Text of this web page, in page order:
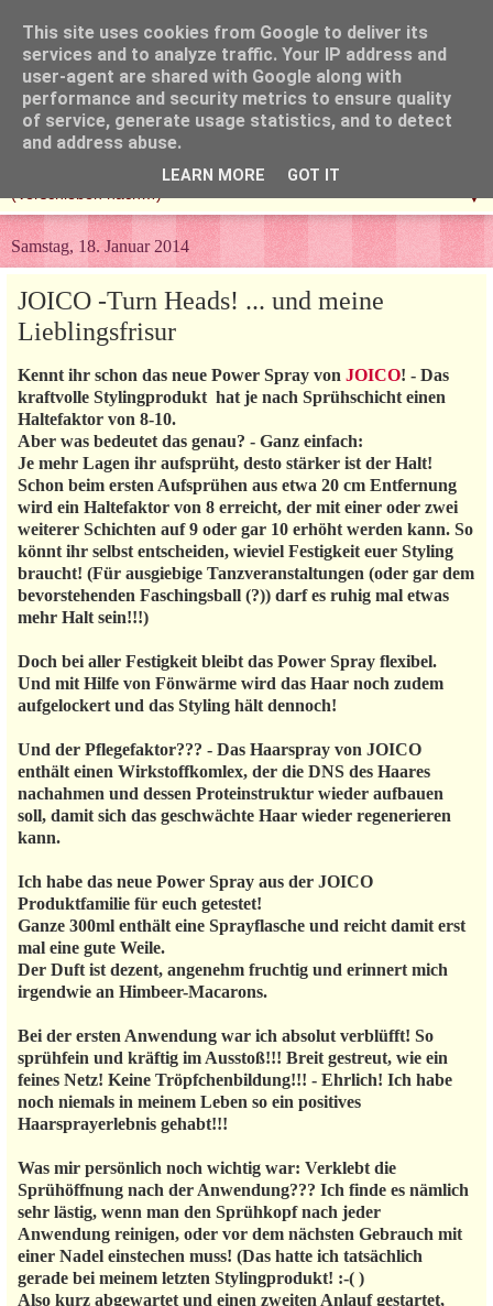
▼
Samstag, 18. Januar 2014
JOICO -Turn Heads! ... und meine
Lieblingsfrisur
Kennt ihr schon das neue Power Spray von JOICO! - Das
kraftvolle Stylingprodukt hat je nach Sprühschicht einen
Haltefaktor von 8-10.
Aber was bedeutet das genau? - Ganz einfach:
Je mehr Lagen ihr aufsprüht, desto stärker ist der Halt!
Schon beim ersten Aufsprühen aus etwa 20 cm Entfernung
wird ein Haltefaktor von 8 erreicht, der mit einer oder zwei
weiterer Schichten auf 9 oder gar 10 erhöht werden kann. So
könnt ihr selbst entscheiden, wieviel Festigkeit euer Styling
braucht! (Für ausgiebige Tanzveranstaltungen (oder gar dem
bevorstehenden Faschingsball (?)) darf es ruhig mal etwas
mehr Halt sein!!!)
Doch bei aller Festigkeit bleibt das Power Spray flexibel.
Und mit Hilfe von Fönwärme wird das Haar noch zudem
aufgelockert und das Styling hält dennoch!
Und der Pflegefaktor??? - Das Haarspray von JOICO
enthält einen Wirkstoffkomlex, der die DNS des Haares
nachahmen und dessen Proteinstruktur wieder aufbauen
soll, damit sich das geschwächte Haar wieder regenerieren
kann.
Ich habe das neue Power Spray aus der JOICO
Produktfamilie für euch getestet!
Ganze 300ml enthält eine Sprayflasche und reicht damit erst
mal eine gute Weile.
Der Duft ist dezent, angenehm fruchtig und erinnert mich
irgendwie an Himbeer-Macarons.
Bei der ersten Anwendung war ich absolut verblüfft! So
sprühfein und kräftig im Ausstoß!!! Breit gestreut, wie ein
feines Netz! Keine Tröpfchenbildung!!! - Ehrlich! Ich habe
noch niemals in meinem Leben so ein positives
Haarsprayerlebnis gehabt!!!
Was mir persönlich noch wichtig war: Verklebt die
Sprühöffnung nach der Anwendung??? Ich finde es nämlich
sehr lästig, wenn man den Sprühkopf nach jeder
Anwendung reinigen, oder vor dem nächsten Gebrauch mit
einer Nadel einstechen muss! (Das hatte ich tatsächlich
gerade bei meinem letzten Stylingprodukt! :-( )
Also kurz abgewartet und einen zweiten Anlauf gestartet,
This site uses cookies from Google to deliver its
services and to analyze traffic. Your IP address and
user-agent are shared with Google along with
performance and security metrics to ensure quality
of service, generate usage statistics, and to detect
and address abuse.
LEARN MORE GOT IT